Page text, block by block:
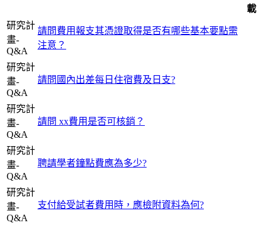
載
研究計
畫-
Q&A
請問費用報支其憑證取得是否有哪些基本要點需
注意？
研究計
畫-
Q&A
請問國內出差每日住宿費及日支?
研究計
畫-
Q&A
請問 xx費用是否可核銷？
研究計
畫-
Q&A
聘請學者鐘點費應為多少?
研究計
畫-
Q&A
支付給受試者費用時，應檢附資料為何?